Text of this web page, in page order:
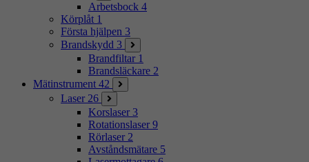
Arbetsbock 4
Körplåt 1
Första hjälpen 3
Brandskydd 3
Brandfiltar 1
Brandsläckare 2
Mätinstrument 42
Laser 26
Korslaser 3
Rotationslaser 9
Rörlaser 2
Avståndsmätare 5